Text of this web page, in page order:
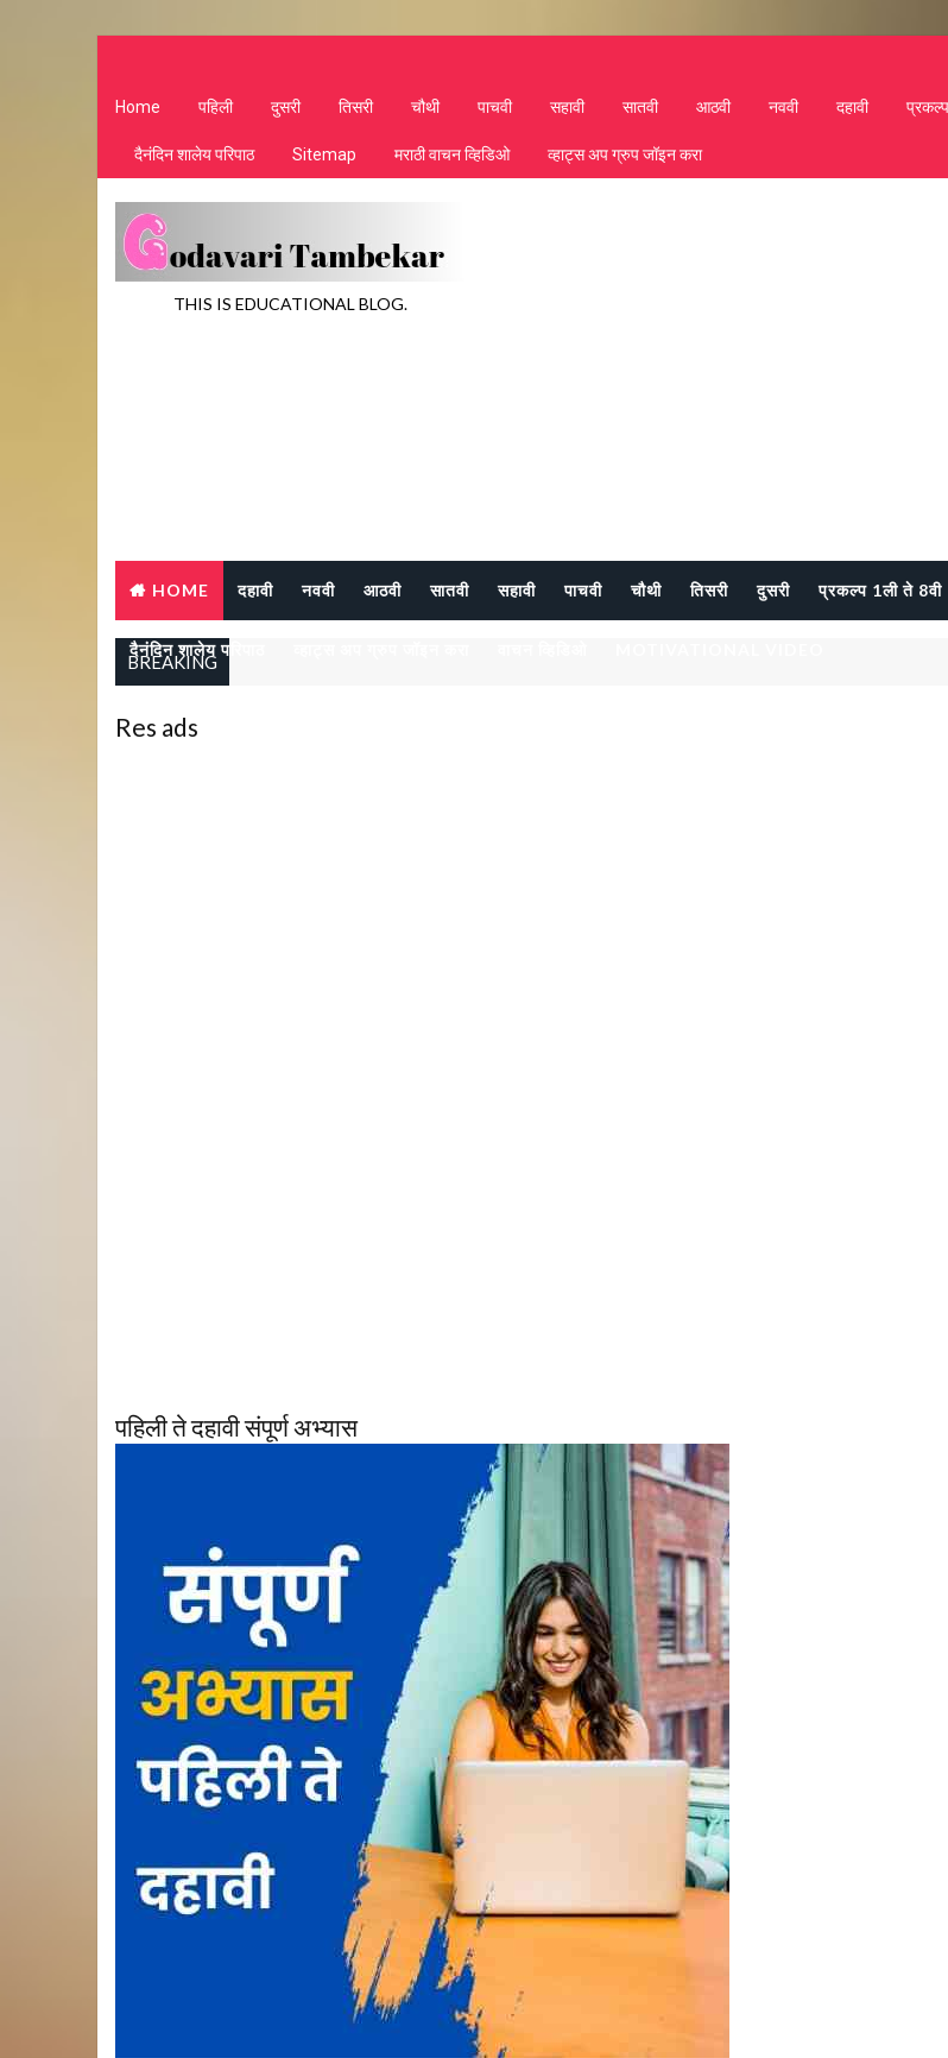
Home पहिली दुसरी तिसरी चौथी पाचवी सहावी सातवी आठवी नववी दहावी
दैनंदिन शालेय परिपाठ Sitemap मराठी वाचन व्हिडिओ व्हाट्स अप ग्रुप जॉइन करा
THIS IS EDUCATIONAL BLOG.
HOME दहावी नववी आठवी सातवी सहावी पाचवी चौथी तिसरी दुसरी प्रकल्प 1ली ते 8वी
दैनंदिन शालेय परिपाठ
BREAKING
Res ads
पहिली ते दहावी संपूर्ण अभ्यास